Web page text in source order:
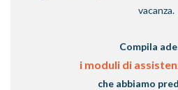
vacanza.
Compila
i moduli di
che abbiamo